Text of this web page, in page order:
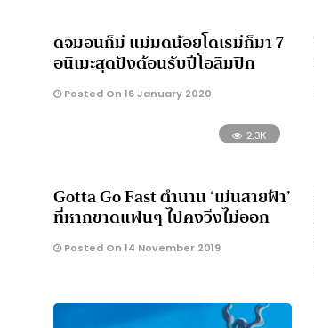
ดิจิมอนก็มี แม่มดน้อยโดเรมีก็มา 7
อนิเมะสุดปังต้อนรับปีโอลิมปิก
Posted On 16 January 2020
2.3K
Gotta Go Fast ตำนาน ‘เม่นสายฟ้า’
ที่หากขาดแฟนๆ ไปคงวิ่งไม่ออก
Posted On 14 November 2019